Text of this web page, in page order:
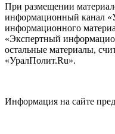
При размещении
информационный канал
информационного
«Экспертный
остальные материалы,
«УралПолит.Ru».
Информация на сайте